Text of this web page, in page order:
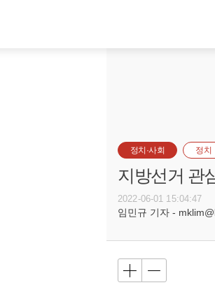
정치·사회 정치
지방선거 관
2022-06-01 15:04:47
임민규 기자 -